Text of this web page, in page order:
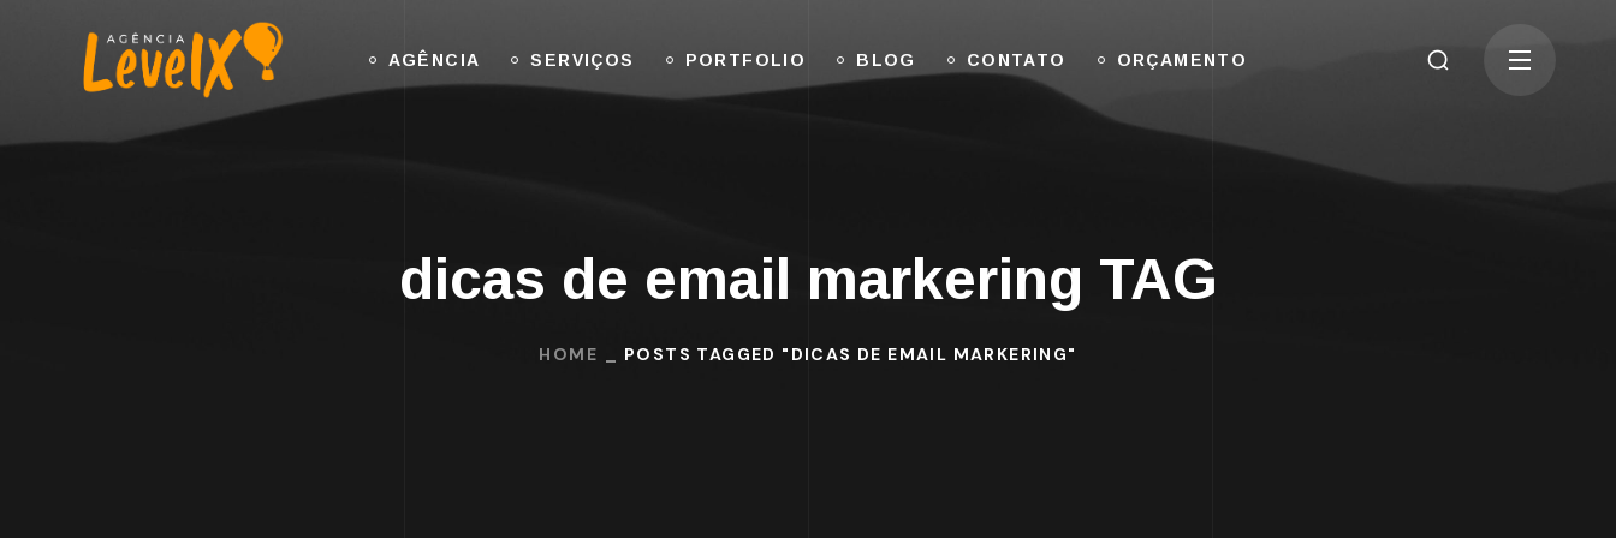
AGÊNCIA SERVIÇOS PORTFOLIO BLOG CONTATO ORÇAMENTO
dicas de email markering TAG
HOME POSTS TAGGED "DICAS DE EMAIL MARKERING"